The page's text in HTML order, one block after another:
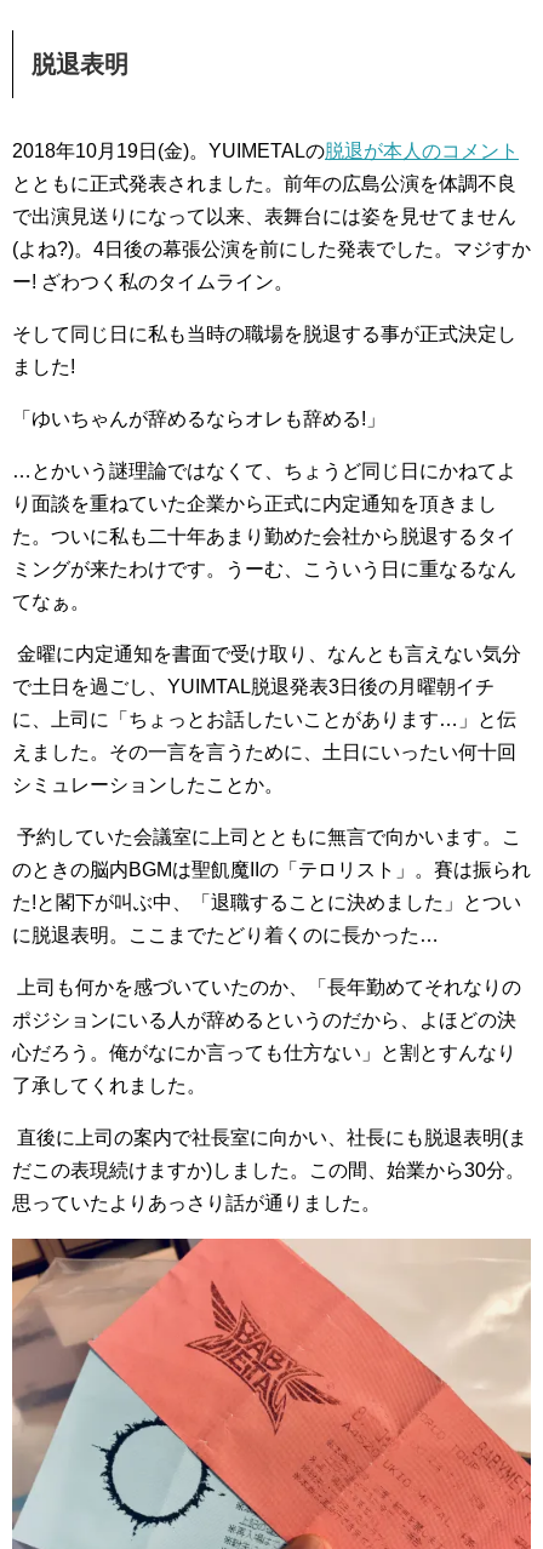
脱退表明
2018年10月19日(金)。YUIMETALの脱退が本人のコメント
とともに正式発表されました。前年の広島公演を体調不良
で出演見送りになって以来、表舞台には姿を見せてません
(よね?)。4日後の幕張公演を前にした発表でした。マジすか
ー! ざわつく私のタイムライン。
そして同じ日に私も当時の職場を脱退する事が正式決定し
ました!
「ゆいちゃんが辞めるならオレも辞める!」
…とかいう謎理論ではなくて、ちょうど同じ日にかねてよ
り面談を重ねていた企業から正式に内定通知を頂きまし
た。ついに私も二十年あまり勤めた会社から脱退するタイ
ミングが来たわけです。うーむ、こういう日に重なるなん
てなぁ。
金曜に内定通知を書面で受け取り、なんとも言えない気分
で土日を過ごし、YUIMTAL脱退発表3日後の月曜朝イチ
に、上司に「ちょっとお話したいことがあります…」と伝
えました。その一言を言うために、土日にいったい何十回
シミュレーションしたことか。
予約していた会議室に上司とともに無言で向かいます。こ
のときの脳内BGMは聖飢魔IIの「テロリスト」。賽は振られ
た!と閣下が叫ぶ中、「退職することに決めました」とつい
に脱退表明。ここまでたどり着くのに長かった…
上司も何かを感づいていたのか、「長年勤めてそれなりの
ポジションにいる人が辞めるというのだから、よほどの決
心だろう。俺がなにか言っても仕方ない」と割とすんなり
了承してくれました。
直後に上司の案内で社長室に向かい、社長にも脱退表明(ま
だこの表現続けますか)しました。この間、始業から30分。
思っていたよりあっさり話が通りました。